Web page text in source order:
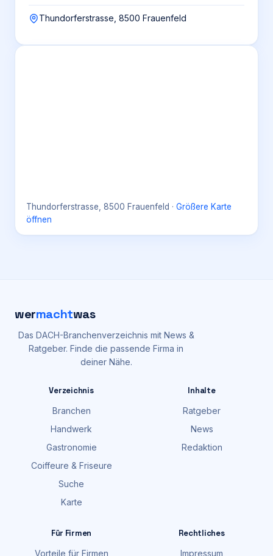
Thundorferstrasse, 8500 Frauenfeld
Thundorferstrasse, 8500 Frauenfeld · Größere Karte
öffnen
wermachtwas
Das DACH-Branchenverzeichnis mit News &
Ratgeber. Finde die passende Firma in
deiner Nähe.
Verzeichnis
Branchen
Handwerk
Gastronomie
Coiffeure & Friseure
Suche
Karte
Inhalte
Ratgeber
News
Redaktion
Für Firmen
Vorteile für Firmen
Rechtliches
Impressum